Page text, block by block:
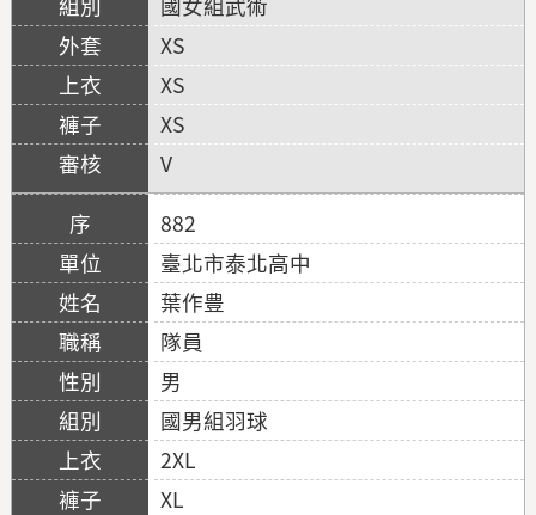
XS
XS
XS
V
882
臺北市泰北高中
葉作豊
隊員
男
國男組羽球
2XL
XL